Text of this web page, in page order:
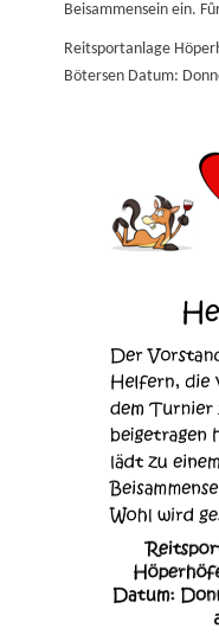
Beisammensein ein.
Reitsportanlage
Bötersen Datum: